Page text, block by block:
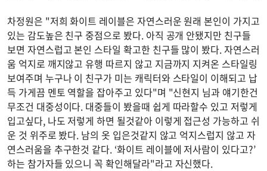
차정원은 "저희 화이트 레이블은 자연스러운 원래 본인이 가지고
있는 감도높은 친구 중점으로 봤다. 아직 공개 안됐지만 친구들
보면 자연스럽고 본인 스타일 확고한 친구들 많이 봤다. 자연스러
움 억지로 깨지않고 유행 따르지 않고 지금까지 지켜온 스타일링
보여주며 누구나 이 친구가 미는 캐릭터와 스타일이 이해되고 납
득 가게끔 멘토 역할을 잡아주고 있다"며 "신현지 님과 얘기한건
무조건 대중성이다. 대중들이 봤을때 쉽게 따라할수 있고 저렇게
입고싶다, 나도 저렇게 하면 될것같아 이렇게 접근성 가능하고 쉬
운 것 위주로 봤다. 남의 옷 입은것같지 않고 억지스럽지 않고 자
연스러움을 추구한것 같다. ‘화이트 레이블에 저사람이 있다고?’
하는 참가자들 있으니 꼭 확인해달라"라고 자신했다.